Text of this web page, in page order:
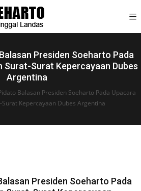
Presiden Soeharto Pada
Surat-Surat Kepercayaan Dubes
Argentina
Balasan Presiden Soeharto Pada Upacara
Kepercayaan Dubes Argentina
Presiden Soeharto Pada